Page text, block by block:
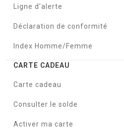
Ligne d'alerte
Déclaration de conformité
Index Homme/Femme
CARTE CADEAU
Carte cadeau
Consulter le solde
Activer ma carte